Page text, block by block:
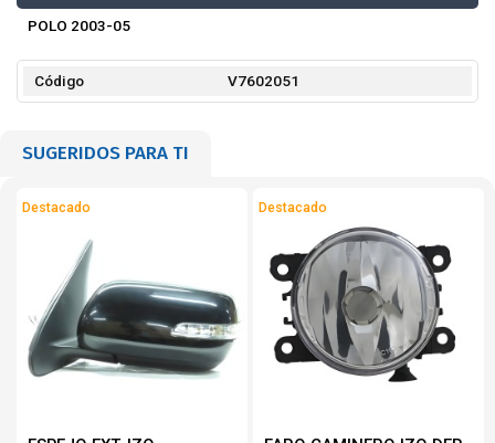
POLO 2003-05
Código V7602051
SUGERIDOS PARA TI
Destacado Destacado